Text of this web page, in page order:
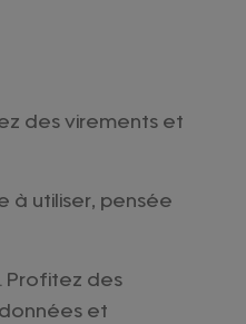
des virements et
à utiliser, pensée
Profitez des
et